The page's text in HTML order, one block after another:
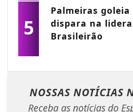
5
Palmeiras
dispara na
Brasileirão
NOSSAS NOTÍCIAS
Receba as notícias do